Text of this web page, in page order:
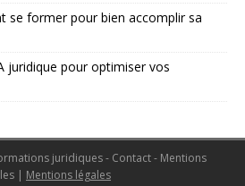
se former pour bien accomplir sa
juridique pour optimiser vos
juridiques - Contact - Mentions
| Mentions légales